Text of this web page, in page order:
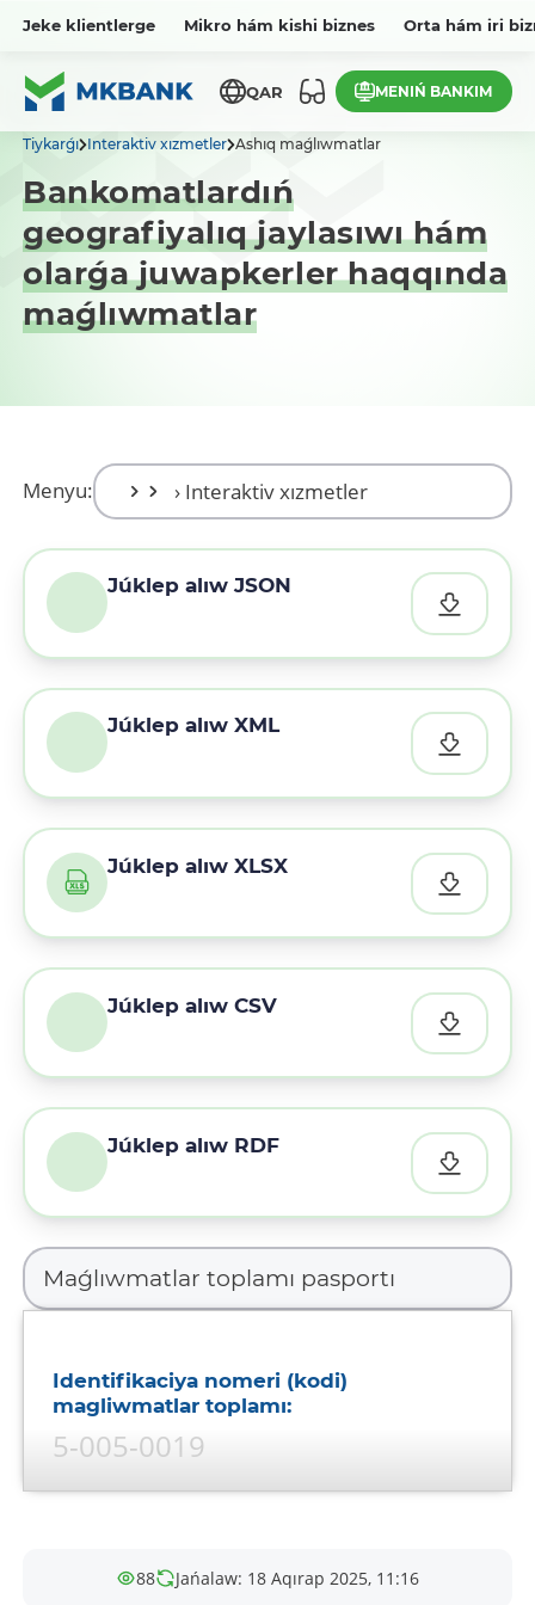
Jeke klientlerge Mikro hám kishi biznes Orta hám iri
QAR MENIŃ BANKIM
Tiykarǵı Interaktiv xızmetler Ashıq maǵlıwmatlar
Bankomatlardıń
geografiyalıq jaylasıwı hám
olarǵa juwapkerler haqqında
maǵlıwmatlar
Menyu:
Júklep alıw JSON
Júklep alıw XML
Júklep alıw XLSX
Júklep alıw CSV
Júklep alıw RDF
Identifikaciya nomeri (kodi)
magliwmatlar toplamı:
5-005-0019
jaylasıwı hám olarǵa
88 Jańalaw: 18 Aqırap 2025, 11:16